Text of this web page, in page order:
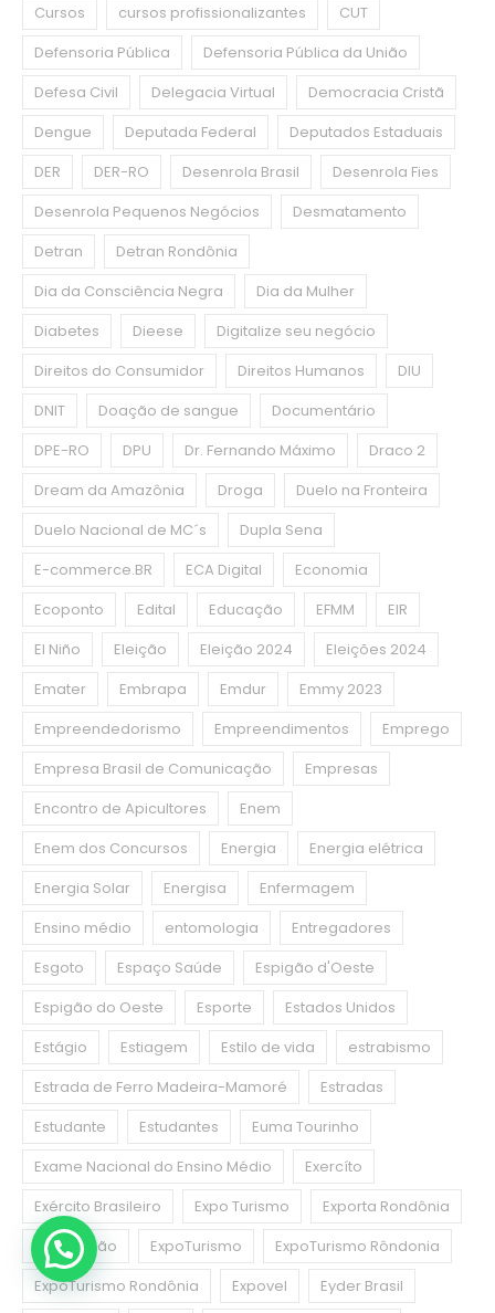
Cursos
cursos profissionalizantes
CUT
Defensoria Pública
Defensoria Pública da União
Defesa Civil
Delegacia Virtual
Democracia Cristã
Dengue
Deputada Federal
Deputados Estaduais
DER
DER-RO Desenrola Brasil
Desenrola Fies
Desenrola Pequenos Negócios
Desmatamento
Detran
Detran Rondônia
Dia da Consciência Negra
Dia da Mulher
Diabetes
Dieese
Digitalize seu negócio
Direitos do Consumidor
Direitos Humanos
DIU
DNIT
Doação de sangue
Documentário
DPE-RO
DPU Dr. Fernando Máximo
Draco 2
Dream da Amazônia
Droga
Duelo na Fronteira
Duelo Nacional de MC´s
Dupla Sena
E-commerce.BR
ECA Digital
Economia
Ecoponto
Edital Educação EFMM
EIR
El Niño
Eleição Eleição 2024
Eleições 2024
Emater
Embrapa Emdur
Emmy 2023
Empreendedorismo
Empreendimentos
Emprego
Empresa Brasil de Comunicação
Empresas
Encontro de Apicultores
Enem
Enem dos Concursos
Energia
Energia elétrica
Energia Solar
Energisa
Enfermagem
Ensino médio
entomologia
Entregadores
Esgoto
Espaço Saúde
Espigão d'Oeste
Espigão do Oeste
Esporte
Estados Unidos
Estágio
Estiagem Estilo de vida
estrabismo
Estrada de Ferro Madeira-Mamoré
Estradas
Estudante
Estudantes
Euma Tourinho
Exame Nacional do Ensino Médio
Exercíto
Exército Brasileiro
Expo Turismo
Exporta Rondônia
Exportação
ExpoTurismo
ExpoTurismo Rôndonia
ExpoTurismo Rondônia
Expovel Eyder Brasil